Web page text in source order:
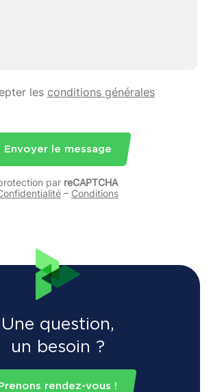
les conditions générales
Envoyer le message
par reCAPTCHA
– Conditions
Une question,
un besoin ?
rendez-vous !